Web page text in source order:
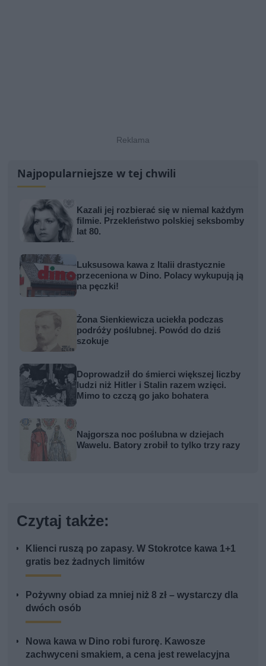
Najpopularniejsze w tej chwili
Kazali jej rozbierać się w niemal każdym
filmie. Przekleństwo polskiej seksbomby
lat 80.
Luksusowa kawa z Italii drastycznie
przeceniona w Dino. Polacy wykupują ją
na pęczki!
Żona Sienkiewicza uciekła podczas
podróży poślubnej. Powód do dziś
szokuje
Doprowadził do śmierci większej liczby
ludzi niż Hitler i Stalin razem wzięci.
Mimo to czczą go jako bohatera
Najgorsza noc poślubna w dziejach
Wawelu. Batory zrobił to tylko trzy razy
Czytaj także:
Klienci ruszą po zapasy. W Stokrotce kawa 1+1
gratis bez żadnych limitów
Pożywny obiad za mniej niż 8 zł – wystarczy dla
dwóch osób
Nowa kawa w Dino robi furorę. Kawosze
zachwyceni smakiem, a cena jest rewelacyjna